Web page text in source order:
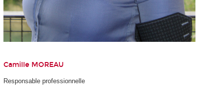
Camille MOREAU
Responsable professionnelle